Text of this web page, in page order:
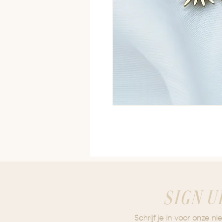
SIGN
Schrijf je in voor onze